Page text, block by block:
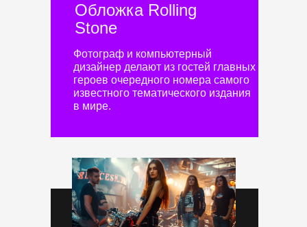
Обложка Rolling
Stone
Фотограф и компьютерный
дизайнер делают из гостей главных
героев очередного номера самого
известного тематического издания
в мире.